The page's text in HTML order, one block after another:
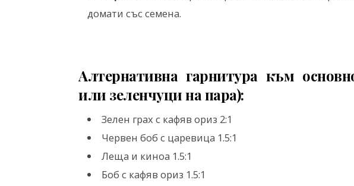
домати със семена.
Алтернативна гарнитура към
или зеленчуци на пара):
Зелен грах с кафяв ориз 2:1
Червен боб с царевица 1.5:1
Леща и киноа 1.5:1
Боб с кафяв ориз 1.5:1